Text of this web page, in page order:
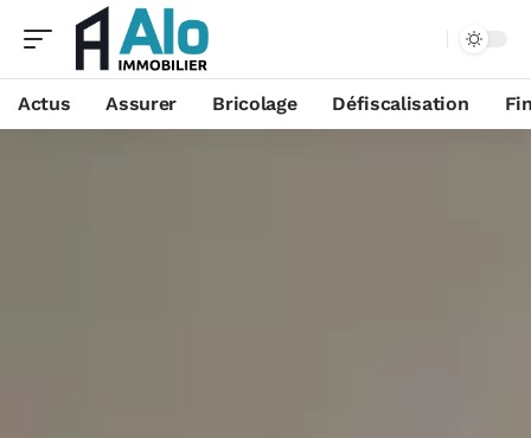
Actus Assurer Bricolage Défiscalisation